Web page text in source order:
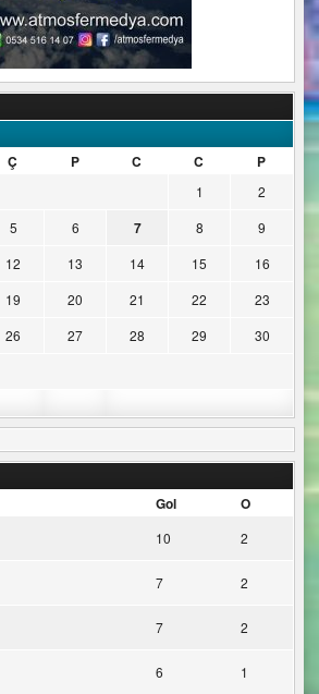
Ç P C C P
1
2
5 6 7 8
9
12 13 14 15
16
19 20 21 22
23
26 27 28 29
30
Gol O
10 2
7 2
7 2
6 1